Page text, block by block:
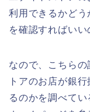
利用できるかどう
を確認すればいい
なので、こちら
トアのお店が銀
るのかを調べて